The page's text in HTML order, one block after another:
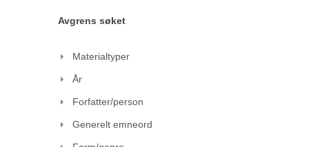
Avgrens søket
Materialtyper
År
Forfatter/person
Generelt emneord